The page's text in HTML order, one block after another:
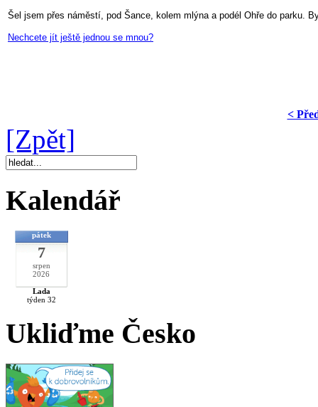
Šel jsem přes náměstí, pod Šance, kolem mlýna a podél Ohře do parku.
Nechcete jít ještě jednou se mnou?
<
[Zpět]
Kalendář
pátek
7
srpen
2026
Lada
týden 32
Ukliďme Česko